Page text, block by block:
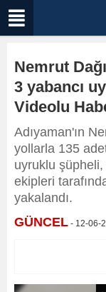
Nemrut
3 yabancı
Videolu
Adıyaman'ın
yollarla 135
uyruklu
ekipleri
yakalandı.
GÜNCEL - 12-06-